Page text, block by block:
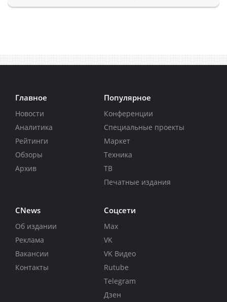
Главное
Новости
Аналитика
Рейтинги
Обзоры
Архив
Популярное
Конференции
Специальные проекты
Маркет
Техника
ТВ
Печатные издания
CNews
Об издании
Реклама
Вакансии
Контакты
Соцсети
Max
VK
VK Видео
Rutube
Telegram
Дзен